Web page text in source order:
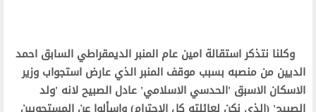
وكلنا نتذكر استقالة امين عام المنبر الديمقراطي السابق احمد
الديين من منصبه بسبب موقف المنبر الذي عارض استجواب وزير
الاسكان الاسبق 'الحدسي الاسلامي' عادل الصبيح لانه 'ولد